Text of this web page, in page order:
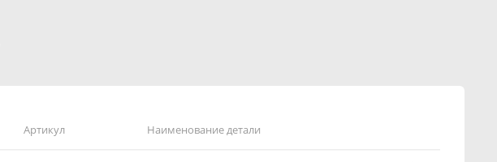
Артикул Наименование детали